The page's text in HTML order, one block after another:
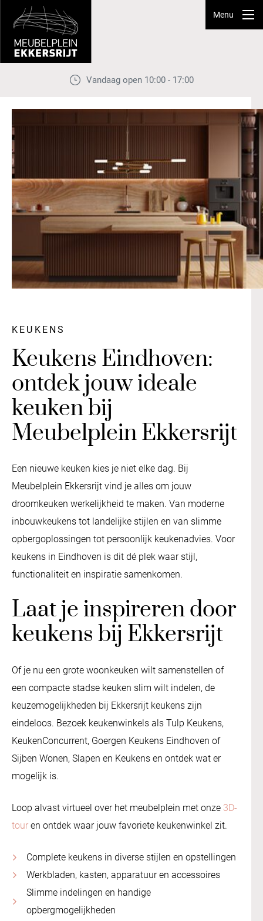
Menu
Vandaag open 10:00 - 17:00
KEUKENS
Keukens Eindhoven:
ontdek jouw ideale
keuken bij
Meubelplein Ekkersrijt
Een nieuwe keuken kies je niet elke dag. Bij
Meubelplein Ekkersrijt vind je alles om jouw
droomkeuken werkelijkheid te maken. Van moderne
inbouwkeukens tot landelijke stijlen en van slimme
opbergoplossingen tot persoonlijk keukenadvies. Voor
keukens in Eindhoven is dit dé plek waar stijl,
functionaliteit en inspiratie samenkomen.
Laat je inspireren door
keukens bij Ekkersrijt
Of je nu een grote woonkeuken wilt samenstellen of
een compacte stadse keuken slim wilt indelen, de
keuzemogelijkheden bij Ekkersrijt keukens zijn
eindeloos. Bezoek keukenwinkels als Tulp Keukens,
KeukenConcurrent, Goergen Keukens Eindhoven of
Sijben Wonen, Slapen en Keukens en ontdek wat er
mogelijk is.
Loop alvast virtueel over het meubelplein met onze 3D-
tour en ontdek waar jouw favoriete keukenwinkel zit.
Complete keukens in diverse stijlen en opstellingen
Werkbladen, kasten, apparatuur en accessoires
Slimme indelingen en handige
opbergmogelijkheden